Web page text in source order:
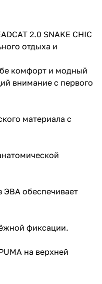
2.0 SNAKE CHIC
отдыха и
комфорт и модный
внимание с первого
материала с
ЭВА обеспечивает
фиксации.
на верхней